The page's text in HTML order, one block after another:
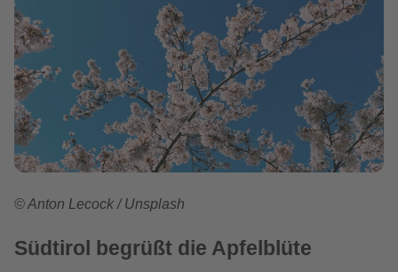
© Anton Lecock /Unsplash
Südtirol begrüßt die Apfelblüte